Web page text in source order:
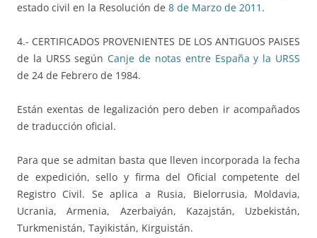
estado civil en la Resolución de 8 de Marzo de 2011 .
4.- CERTIFICADOS PROVENIENTES DE LOS ANTIGUOS PAISES
de la URSS segúnCanje de notas entre España y la URSS
de 24 de Febrero de 1984.
Están exentas de legalización pero deben ir acompañados
de traducción oficial.
Para que se admitan basta que lleven incorporada la fecha
de expedición, sello y firma del Oficial competente del
Registro Civil. Se aplica a Rusia, Bielorrusia, Moldavia,
Ucrania, Armenia, Azerbaiyán, Kazajstán, Uzbekistán,
Turkmenistán, Tayikistán, Kirguistán.